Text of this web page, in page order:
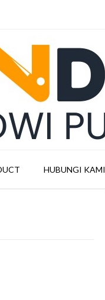
HUBUNGI KAMI